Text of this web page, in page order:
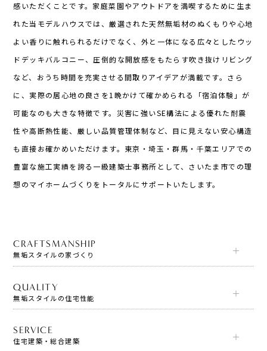
感いただくことです。家庭菜園やアウトドアを満喫するために生ま
れた当モデルハウスでは、厳選された天然無垢材のぬくもりや心地
よい香りに触れられるだけでなく、外と一体になる広々としたウッ
ドデッキバルコニー、圧倒的な開放感をもたらす吹き抜けリビング
など、おうち時間を充実させる間取りアイデアが満載です。さら
に、実際の居心地の良さを1晩かけて確かめられる「宿泊体験」が
可能なのも大きな特徴です。災害に強いSE構法による優れた耐震
性や高断熱性能、厳しい品質管理体制など、目に見えない安心構造
も直接お確かめいただけます。東京・埼玉・群馬・千葉エリアでの
豊富な施工実績を誇る一級建築士事務所として、さいたま市での理
想のマイホームづくりをトータルにサポートいたします。
CRAFTSMANSHIP
無垢スタイルの家づくり
QUALITY
無垢スタイルの住宅性能
SERVICE
住宅建築・総合建築